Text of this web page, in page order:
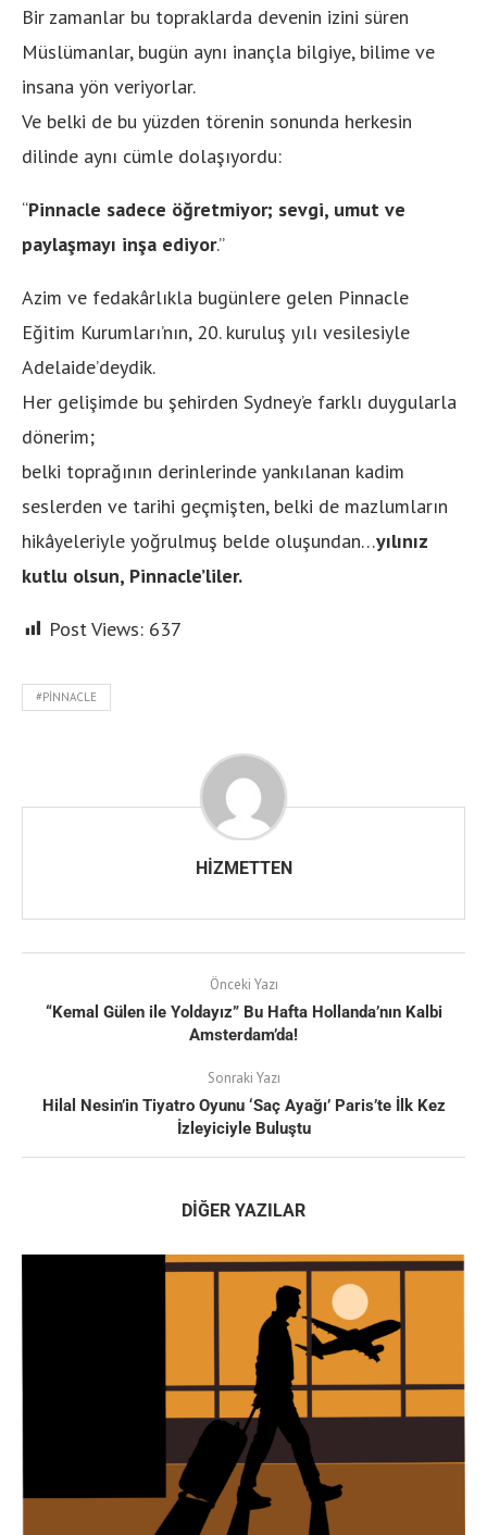
Bir zamanlar bu topraklarda devenin izini süren
Müslümanlar, bugün aynı inançla bilgiye, bilime ve
insana yön veriyorlar.
Ve belki de bu yüzden törenin sonunda herkesin
dilinde aynı cümle dolaşıyordu:
“Pinnacle sadece öğretmiyor; sevgi, umut ve
paylaşmayı inşa ediyor.”
Azim ve fedakârlıkla bugünlere gelen Pinnacle
Eğitim Kurumları’nın, 20. kuruluş yılı vesilesiyle
Adelaide’deydik.
Her gelişimde bu şehirden Sydney’e farklı duygularla
dönerim;
belki toprağının derinlerinde yankılanan kadim
seslerden ve tarihi geçmişten, belki de mazlumların
hikâyeleriyle yoğrulmuş belde oluşundan…yılınız
kutlu olsun, Pinnacle’liler.
Post Views: 637
#PINNACLE
HIZMETTEN
Önceki Yazı
“Kemal Gülen ile Yoldayız” Bu Hafta Hollanda’nın Kalbi
Amsterdam’da!
Sonraki Yazı
Hilal Nesin’in Tiyatro Oyunu ‘Saç Ayağı’ Paris’te İlk Kez
İzleyiciyle Buluştu
DIĞER YAZILAR